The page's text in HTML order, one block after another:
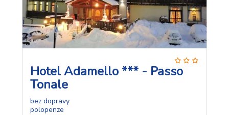
Hotel Adamello *** - Passo
Tonale
bez dopravy
polopenze